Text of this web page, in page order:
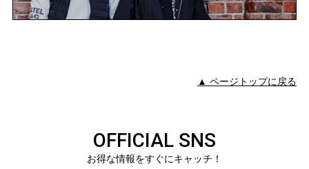
▲ ページトップに戻る
OFFICIAL SNS
お得な情報をすぐにキャッチ！